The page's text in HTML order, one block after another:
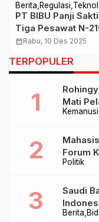
Berita Regulasi
PT BIBU Panji
Tiga Pesawat N-
dari PT DI untuk
Bali dan Indonesia
calendar_monthRabu, 10 Des 2025
TERPOPULER
Mati
Politik
Forum
Berita
Saudi
Baru